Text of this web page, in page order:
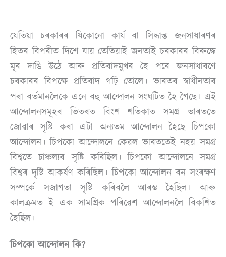
যেতিয়া চৰকাৰৰ যিকোনো কাৰ্য বা সিদ্ধান্ত জনসাধাৰণৰ
হিতৰ বিপৰীত দিশে যায় তেতিয়াই জনতাই চৰকাৰৰ বিৰুদ্ধে
মূৰ দাঙি উঠে আৰু প্ৰতিবাদমুখৰ হৈ পৰে জনসাধাৰণে
চৰকাৰৰ বিপক্ষে প্ৰতিবাদ গঢ়ি তোলে। ভাৰতৰ স্বাধীনতাৰ
পৰা বৰ্তমানলৈকে এনে বহু আন্দোলন সংঘটিত হৈ গৈছে। এই
আন্দোলনসমূহৰ ভিতৰত বিংশ শতিকাত সমগ্ৰ ভাৰততে
জোৱাৰ সৃষ্টি কৰা এটা অন্যতম আন্দোলন হৈছে চিপকো
আন্দোলন। চিপকো আন্দোলনে কেৱল ভাৰততেই নহয় সমগ্ৰ
বিশ্বতে চাঞ্চল্যৰ সৃষ্টি কৰিছিল। চিপকো আন্দোলনে সমগ্ৰ
বিশ্বৰ দৃষ্টি আকৰ্ষণ কৰিছিল। চিপকো আন্দোলন বন সংৰক্ষণ
সম্পৰ্কে সজাগতা সৃষ্টি কৰিবলৈ আৰম্ভ হৈছিল। আৰু
কালক্ৰমত ই এক সামগ্ৰিক পৰিৱেশ আন্দোলনলৈ বিকশিত
হৈছিল।
চিপকো আন্দোলন কি?